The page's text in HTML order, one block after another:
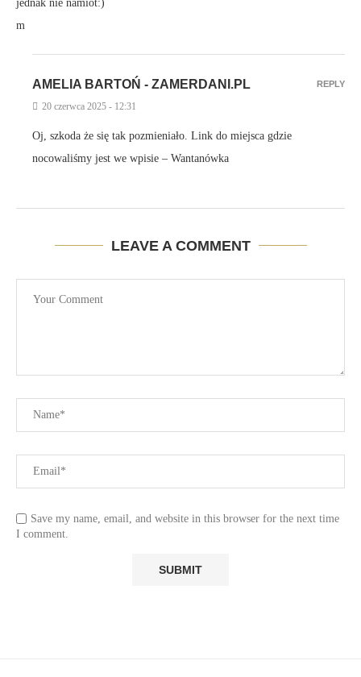
jednak nie namiot:)
m
AMELIA BARTOŃ - ZAMERDANI.PL
20 czerwca 2025 - 12:31
Oj, szkoda że się tak pozmieniało. Link do miejsca gdzie
nocowaliśmy jest we wpisie – Wantanówka
REPLY
LEAVE A COMMENT
Save my name, email, and website in this browser for the next time
I comment.